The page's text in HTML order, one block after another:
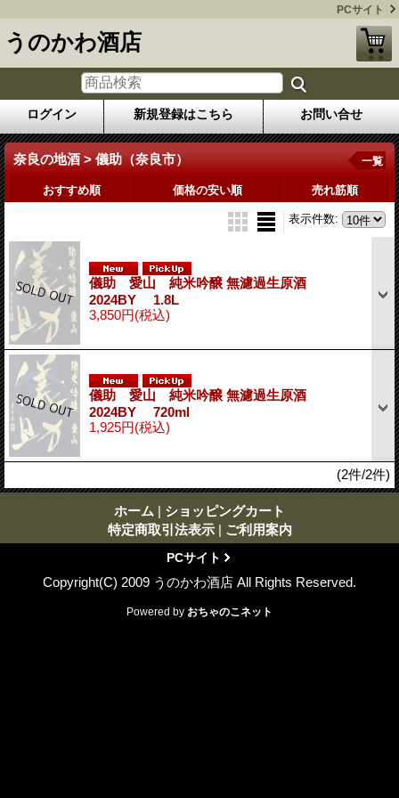
PCサイト
うのかわ酒店
ログイン 新規登録はこちら お問い合せ
奈良の地酒 > 儀助（奈良市） 一覧
おすすめ順 価格の安い順 売れ筋順
表示件数:
儀助 愛山 純米吟醸 無濾過生原酒
2024BY 1.8L
3,850円(税込)
儀助 愛山 純米吟醸 無濾過生原酒
2024BY 720ml
1,925円(税込)
(2件/2件)
ホーム | ショッピングカート
特定商取引法表示 | ご利用案内
PCサイト
Copyright(C) 2009 うのかわ酒店 All Rights Reserved.
Powered by おちゃのこネット